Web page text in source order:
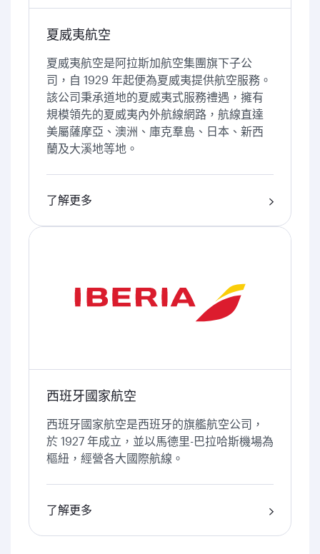
夏威夷航空
夏威夷航空是阿拉斯加航空集團旗下子公
司，自 1929 年起便為夏威夷提供航空服務。
該公司秉承道地的夏威夷式服務禮遇，擁有
規模領先的夏威夷內外航線網路，航線直達
美屬薩摩亞、澳洲、庫克羣島、日本、新西
蘭及大溪地等地。
了解更多
西班牙國家航空
西班牙國家航空是西班牙的旗艦航空公司，
於 1927 年成立，並以馬德里-巴拉哈斯機場為
樞紐，經營各大國際航線。
了解更多